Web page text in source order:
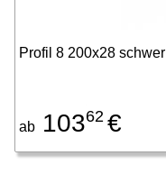
Profil 8 200x28 schwer
ab 10362 €